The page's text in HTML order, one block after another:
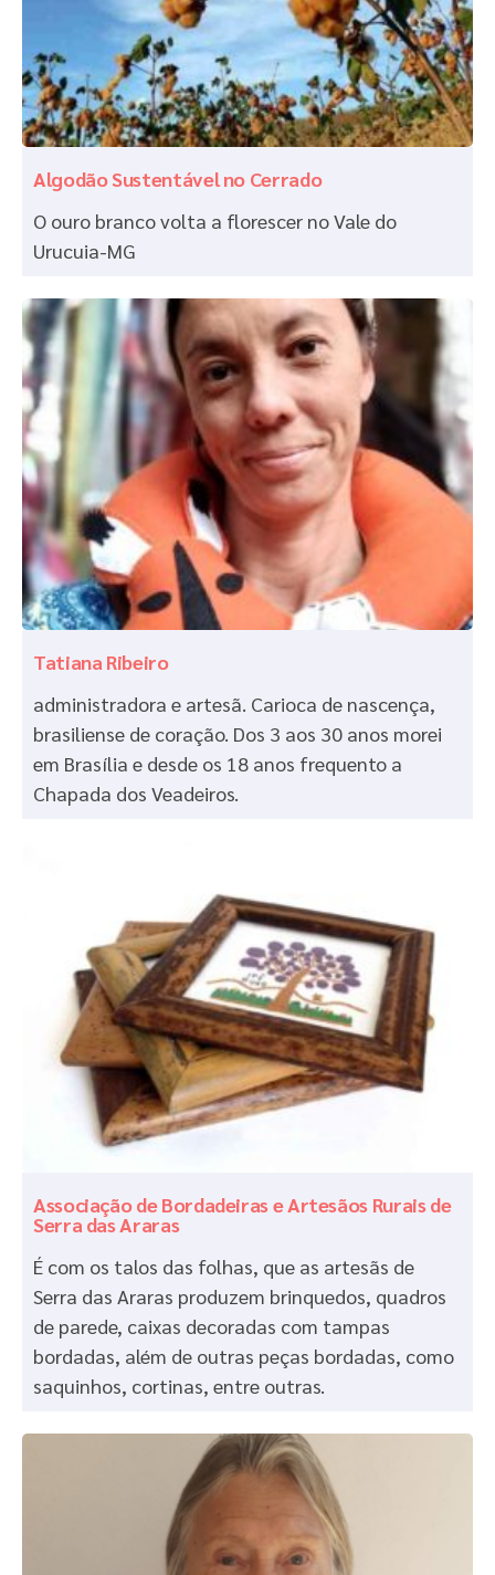
Algodão Sustentável no Cerrado
O ouro branco volta a florescer no Vale do
Urucuia-MG
Tatiana Ribeiro
administradora e artesã. Carioca de nascença,
brasiliense de coração. Dos 3 aos 30 anos morei
em Brasília e desde os 18 anos frequento a
Chapada dos Veadeiros.
Associação de Bordadeiras e Artesãos Rurais de
Serra das Araras
É com os talos das folhas, que as artesãs de
Serra das Araras produzem brinquedos, quadros
de parede, caixas decoradas com tampas
bordadas, além de outras peças bordadas, como
saquinhos, cortinas, entre outras.